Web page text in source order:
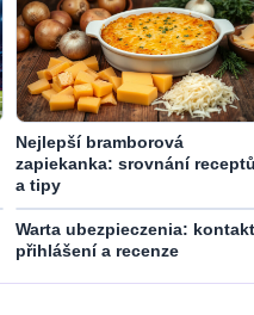
Nejlepší bramborová
zapiekanka: srovnání
a tipy
Warta ubezpieczenia:
přihlášení a recenze